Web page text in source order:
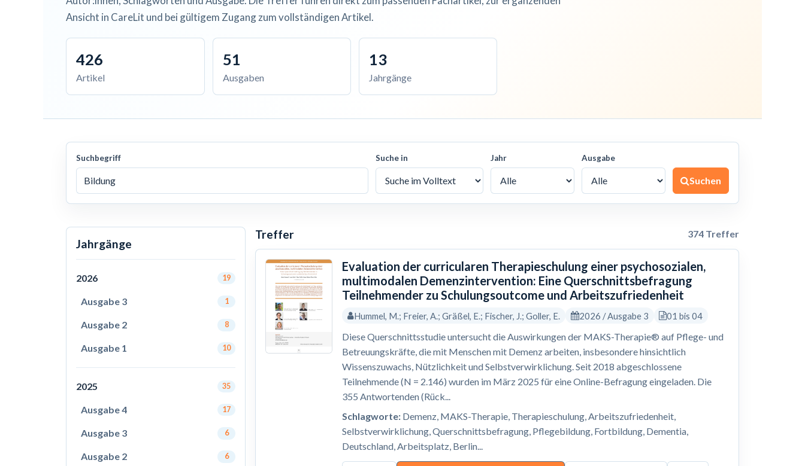
Ansicht in CareLit und bei gültigem Zugang zum vollständigen Artikel.
426
Artikel
51
Ausgaben
13
Jahrgänge
Suchbegriff Suche in Jahr Ausgabe
Suchen
Jahrgänge
2026 19
Ausgabe 3 1
Ausgabe 2 8
Ausgabe 1 10
2025 35
Ausgabe 4 17
Ausgabe 3 6
Ausgabe 2 6
Treffer 374 Treffer
Evaluation der curricularen Therapieschulung einer psychosozialen,
multimodalen Demenzintervention: Eine Querschnittsbefragung
Teilnehmender zu Schulungsoutcome und Arbeitszufriedenheit
Hummel, M.; Freier, A.; Gräßel, E.; Fischer, J.; Goller, E. 2026 / Ausgabe 3 01 bis 04
Diese Querschnittsstudie untersucht die Auswirkungen der MAKS-Therapie® auf Pflege- und
Betreuungskräfte, die mit Menschen mit Demenz arbeiten, insbesondere hinsichtlich
Wissenszuwachs, Nützlichkeit und Selbstverwirklichung. Seit 2018 abgeschlossene
Teilnehmende (N = 2.146) wurden im März 2025 für eine Online-Befragung eingeladen. Die
355 Antwortenden (Rück...
Schlagworte: Demenz, MAKS-Therapie, Therapieschulung, Arbeitszufriedenheit,
Selbstverwirklichung, Querschnittsbefragung, Pflegebildung, Fortbildung, Dementia,
Deutschland, Arbeitsplatz, Berlin...